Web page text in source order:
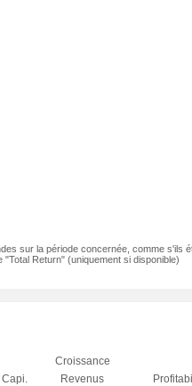
sur la période concernée, comme s'ils
Return" (uniquement si disponible)
Capi.
Croissance
Revenus